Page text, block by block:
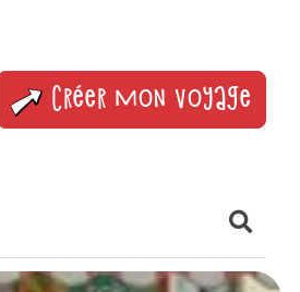
Créer mon voyage